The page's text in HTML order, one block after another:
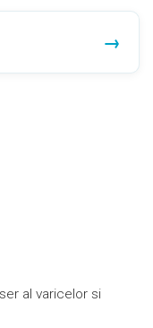
al varicelor si